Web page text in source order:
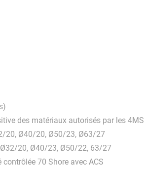
des matériaux autorisés par les 4MS
20, Ø40/20, Ø50/23, Ø63/27
20, Ø40/23, Ø50/22, 63/27
70 Shore avec ACS